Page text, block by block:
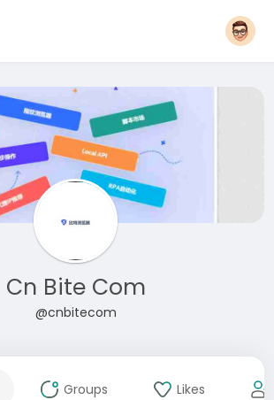
Cn Bite Com
@cnbitecom
Groups Likes